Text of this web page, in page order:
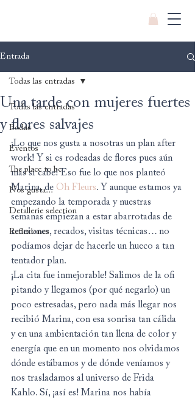
Entrada
Todas las entradas
Bodas
Eventos
The place to be
Nos gusta...
Detallerie selection
Reflexiones
Todas las entradas
Una tarde con mujeres fuertes
y flores salvajes
¡Lo que nos gusta a nosotras un plan after
work! Y si es rodeadas de flores pues aún
más si cabe! Eso fue lo que nos planteó
Marina, de Oh Fleurs. Y aunque estamos ya
empezando la temporada y nuestras
semanas empiezan a estar abarrotadas de
reuniones, recados, visitas técnicas… no
podíamos dejar de hacerle un hueco a tan
tentador plan.
¡La cita fue inmejorable! Salimos de la ofi
pitando y llegamos (por qué negarlo) un
poco estresadas, pero nada más llegar nos
recibió Marina, con esa sonrisa tan cálida
y en una ambientación tan llena de color y
energía que en un momento nos olvidamos
dónde estábamos y de dónde veníamos y
nos trasladamos al universo de Frida
Kahlo. Sí, ¡así es! Marina nos había